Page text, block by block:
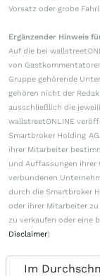
Vorsatz oder grobe
Ergänzender Hinweis
Auf die bei
von
Gruppe gehörende
gehören nicht der
ausschließlich die
wallstreetONLINE
Smartbroker Holding
ihrer Mitarbeiter
und Auffassungen ihrer
verbundenen
durch die Smartbroker
oder ihrer Mitarbeiter
zu verkaufen oder eine
Disclaimer)
Im